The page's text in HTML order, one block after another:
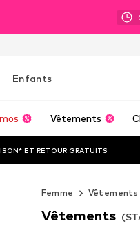
Enfants
Vêtements
ET RETOUR GRATUITS
Femme Vêtements
Vêtements